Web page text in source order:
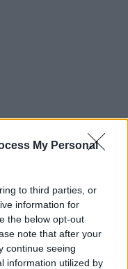
My Personal
to third parties, or
information for
the below opt-out
note that after your
continue seeing
information utilized by
hírekről a